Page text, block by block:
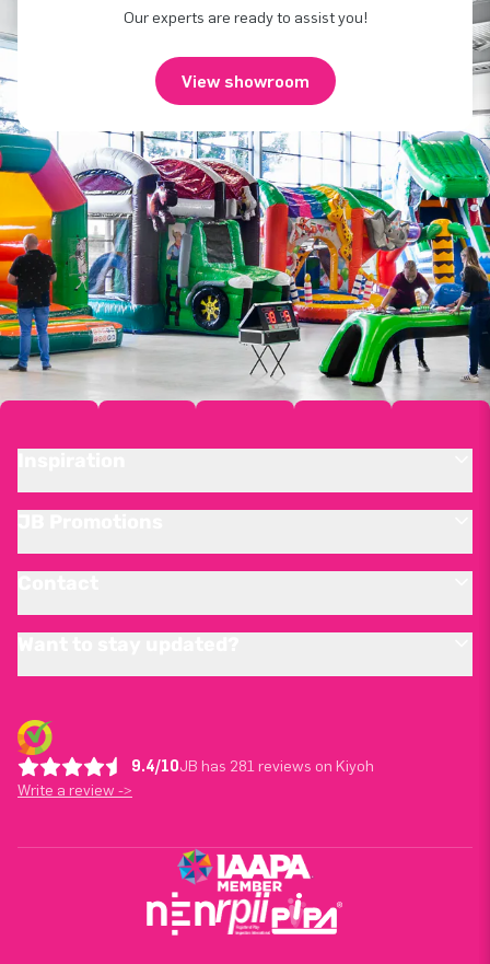
Our experts are ready to assist you!
View showroom
9.4/10JB has 281 reviews on Kiyoh
Write a review ->